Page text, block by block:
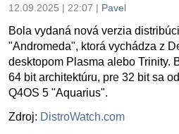
12.09.2025 | 22:07 | Pavel
Bola vydaná nová verzia
"Andromeda", ktorá vychádza z
desktopom Plasma alebo Trinity.
64 bit architektúru, pre 32 bit sa
Q4OS 5 "Aquarius".
Zdroj: DistroWatch.com